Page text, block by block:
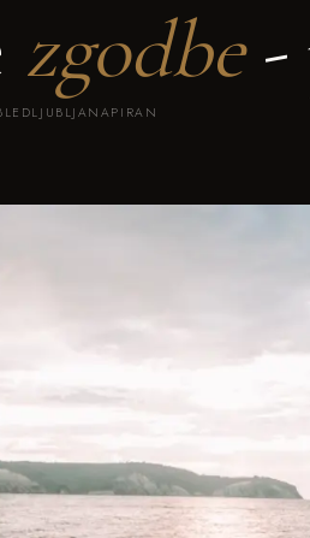
zgodbe-
LJUBLJANAPIRAN